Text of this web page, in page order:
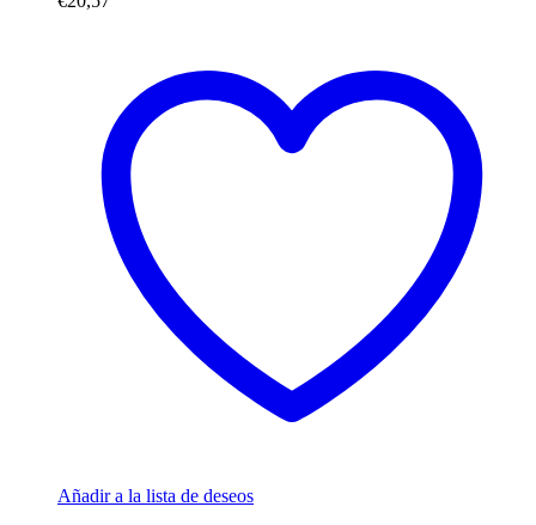
Añadir a la lista de deseos